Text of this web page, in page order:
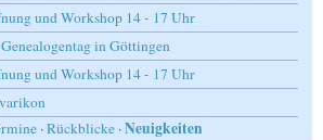
und Workshop 14 - 17 Uhr
in Göttingen
und Workshop 14 - 17 Uhr
·Rückblicke ·Neuigkeiten